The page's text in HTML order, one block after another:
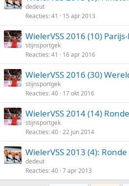
dedeut
Reacties 41 15 apr 2013
WielerVSS 2016 (10)
stijnsportgek
Reacties 41 16 apr 2016
WielerVSS 2016 (30)
stijnsportgek
Reacties 40 17 okt 2016
WielerVSS 2014 (14)
stijnsportgek
Reacties 40 22 jun 2014
WielerVSS 2013 (4):
dedeut
Reacties 40 7 apr 2013